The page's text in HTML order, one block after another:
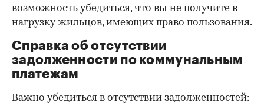
возможность убедиться, что вы не получите в
нагрузку жильцов, имеющих право пользования.
Справка об отсутствии
задолженности по коммунальным
платежам
Важно убедиться в отсутствии задолженностей: